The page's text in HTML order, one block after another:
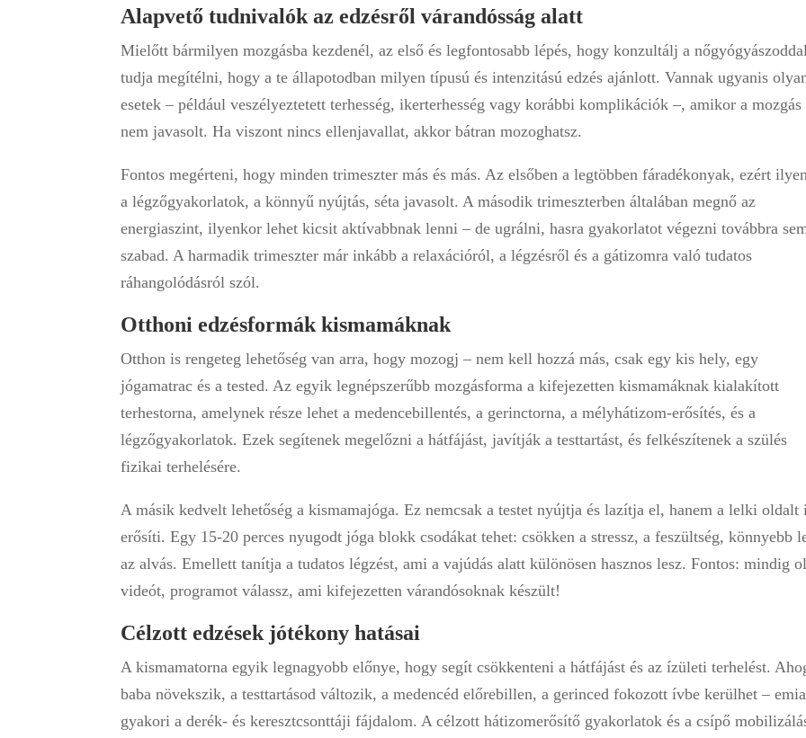
Alapvető tudnivalók az edzésről várandósság alatt
Mielőtt bármilyen mozgásba kezdenél, az első és legfontosabb lépés, hogy konzultálj a
tudja megítélni, hogy a te állapotodban milyen típusú és intenzitású edzés ajánlott. Vannak ugyanis
esetek – például veszélyeztetett terhesség, ikerterhesség vagy korábbi komplikációk –, amikor a mozgás
nem javasolt. Ha viszont nincs ellenjavallat, akkor bátran mozoghatsz.
Fontos megérteni, hogy minden trimeszter más és más. Az elsőben a legtöbben fáradékonyak, ezért
a légzőgyakorlatok, a könnyű nyújtás, séta javasolt. A második trimeszterben általában megnő az
energiaszint, ilyenkor lehet kicsit aktívabbnak lenni – de ugrálni, hasra gyakorlatot végezni továbbra
szabad. A harmadik trimeszter már inkább a relaxációról, a légzésről és a gátizomra való tudatos
ráhangolódásról szól.
Otthoni edzésformák kismamáknak
Otthon is rengeteg lehetőség van arra, hogy mozogj – nem kell hozzá más, csak egy kis hely, egy
jógamatrac és a tested. Az egyik legnépszerűbb mozgásforma a kifejezetten kismamáknak kialakított
terhestorna, amelynek része lehet a medencebillentés, a gerinctorna, a mélyhátizom-erősítés, és a
légzőgyakorlatok. Ezek segítenek megelőzni a hátfájást, javítják a testtartást, és felkészítenek a szülés
fizikai terhelésére.
A másik kedvelt lehetőség a kismamajóga. Ez nemcsak a testet nyújtja és lazítja el, hanem a lelki oldalt
erősíti. Egy 15-20 perces nyugodt jóga blokk csodákat tehet: csökken a stressz, a feszültség, könnyebb
az alvás. Emellett tanítja a tudatos légzést, ami a vajúdás alatt különösen hasznos lesz. Fontos: mindig
videót, programot válassz, ami kifejezetten várandósoknak készült!
Célzott edzések jótékony hatásai
A kismamatorna egyik legnagyobb előnye, hogy segít csökkenteni a hátfájást és az ízületi terhelést.
baba növekszik, a testtartásod változik, a medencéd előrebillen, a gerinced fokozott ívbe kerülhet –
gyakori a derék- és keresztcsonttáji fájdalom. A célzott hátizomerősítő gyakorlatok és a csípő